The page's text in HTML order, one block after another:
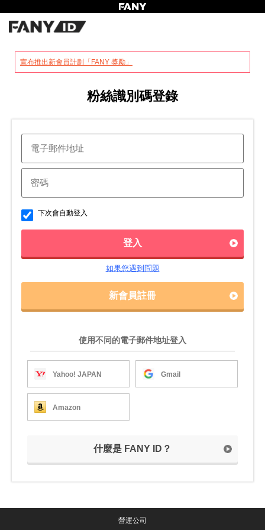
宣布推出新會員計劃「FANY 獎勵」
粉絲識別碼登錄
下次會自動登入
登入
如果您遇到問題
新會員註冊
使用不同的電子郵件地址登入
Yahoo! JAPAN Gmail
Amazon
什麼是 FANY ID？
營運公司